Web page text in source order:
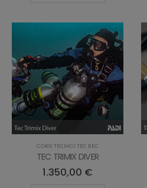
CORSI TECNICI TEC REC
TEC TRIMIX DIVER
1.350,00 €